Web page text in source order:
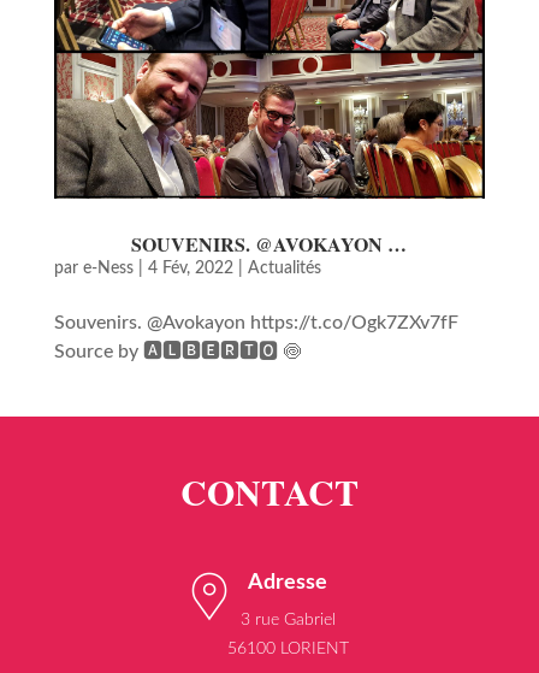
SOUVENIRS. @AVOKAYON …
par e-Ness| 4 Fév, 2022| Actualités
Souvenirs. @Avokayon https://t.co/Ogk7ZXv7fF
Source by 🅰🅻🅱🅴🆁🆃🅾 🍥
Adresse
3 rue Gabriel
56100 LORIENT